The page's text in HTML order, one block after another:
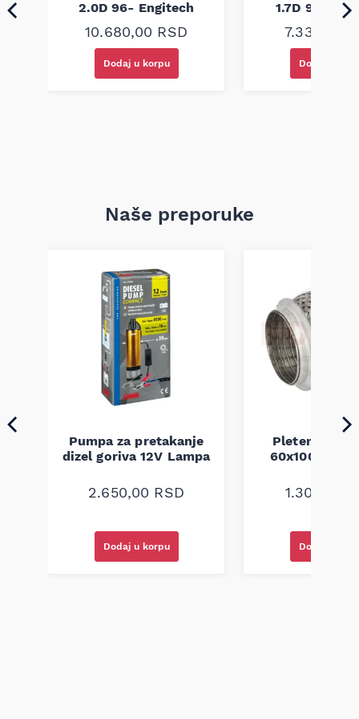
2.0D 96- Engitech
10.680,00 RSD
Dodaj u korpu
1.7D 98-
7.330,00
Dodaj u
Naše preporuke
Pumpa za pretakanje
dizel goriva 12V Lampa
2.650,00 RSD
Dodaj u korpu
Pletenica
60x100
1.300,00
Dodaj u